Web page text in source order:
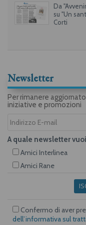
Da
su "Un
Corti
Newsletter
Per rimanere
iniziative e promozioni
A quale newsletter
Amici Interlinea
Amici Rane
Confermo di aver
dell’informativa sul